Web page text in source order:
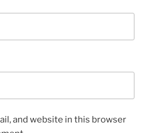
and website in this browser